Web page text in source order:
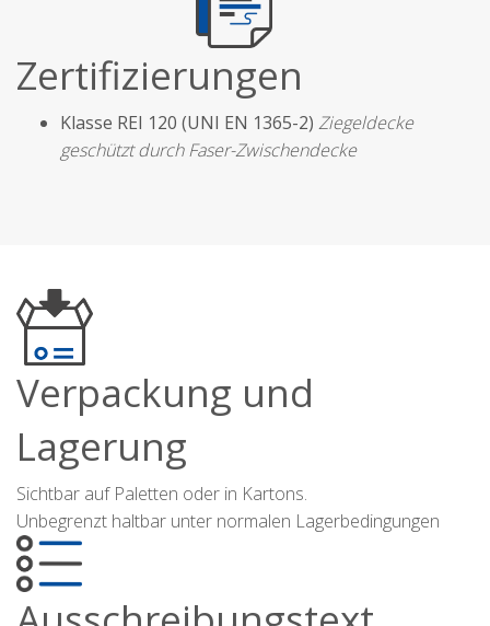
Zertifizierungen
Klasse REI 120 (UNI EN 1365-2) Ziegeldecke
geschützt durch Faser-Zwischendecke
Verpackung und
Lagerung
Sichtbar auf Paletten oder in Kartons.
Unbegrenzt haltbar unter normalen Lagerbedingungen